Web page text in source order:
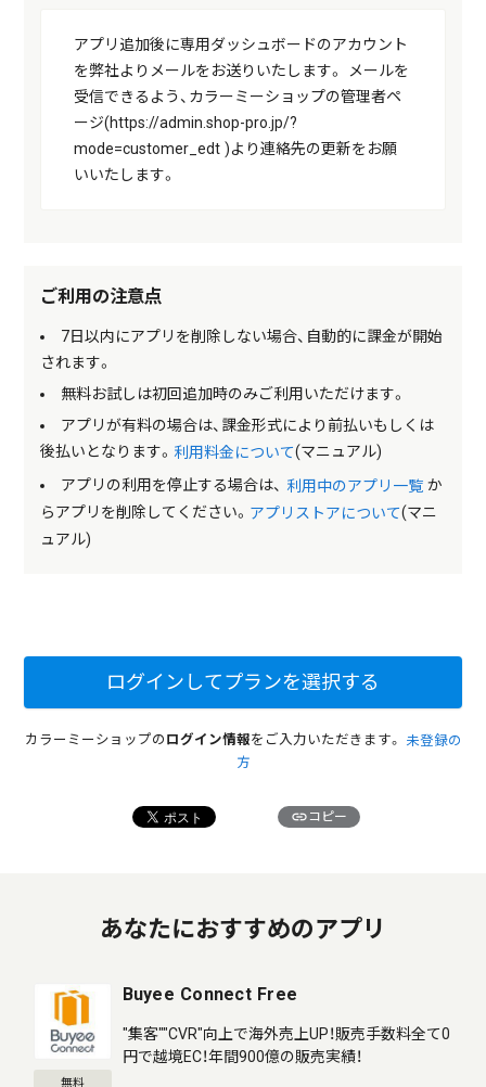
アプリ追加後に専用ダッシュボードのアカウント
を弊社よりメールをお送りいたします。 メールを
受信できるよう、カラーミーショップの管理者ペ
ージ(https://admin.shop-pro.jp/?
mode=customer_edt )より連絡先の更新をお願
いいたします。
ご利用の注意点
7日以内にアプリを削除しない場合、自動的に課金が開始
されます。
無料お試しは初回追加時のみご利用いただけます。
アプリが有料の場合は、課金形式により前払いもしくは
後払いとなります。 利用料金について(マニュアル)
アプリの利用を停止する場合は、 利用中のアプリ一覧か
らアプリを削除してください。 アプリストアについて(マニ
ュアル)
ログインしてプランを選択する
カラーミーショップの ログイン情報をご入力いただきます。 未登録の
方
linkコピー
あなたにおすすめのアプリ
無料
Buyee Connect Free
"集客""CVR"向上で海外売上UP！販売手数料全て0
円で越境EC！年間900億の販売実績！